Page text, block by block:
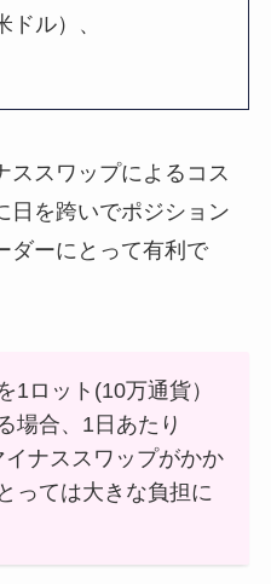
ドル）、
ススワップによるコス
日を跨いでポジション
ダーにとって有利で
1ロット(10万通貨）
場合、1日あたり
ナススワップがかか
っては大きな負担に